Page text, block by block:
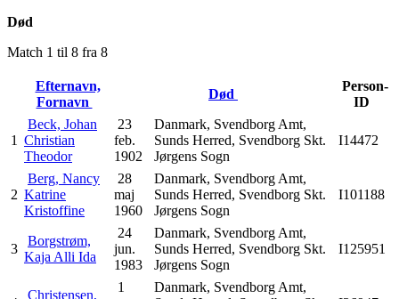
Død
Match 1 til 8 fra 8
Efternavn,
Fornavn
Død
Person-
ID
1
Beck, Johan
Christian
Theodor
23
feb.
1902
Danmark, Svendborg Amt,
Sunds Herred, Svendborg Skt.
Jørgens Sogn
I14472
2
Berg, Nancy
Katrine
Kristoffine
28
maj
1960
Danmark, Svendborg Amt,
Sunds Herred, Svendborg Skt.
Jørgens Sogn
I101188
3
Borgstrøm,
Kaja Alli Ida
24
jun.
1983
Danmark, Svendborg Amt,
Sunds Herred, Svendborg Skt.
Jørgens Sogn
I125951
Christensen,
1
Danmark, Svendborg Amt,